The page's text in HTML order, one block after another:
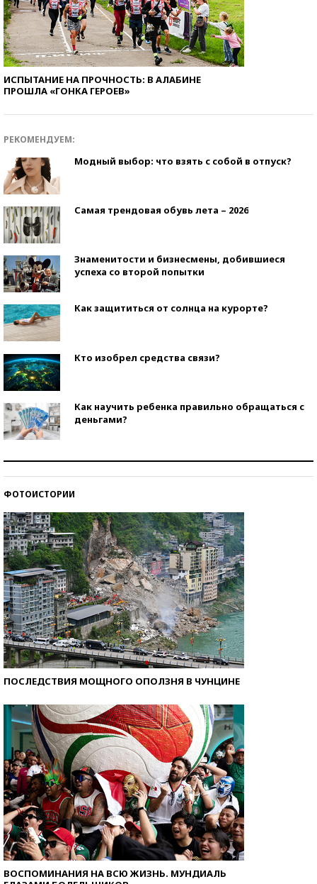
ИСПЫТАНИЕ НА ПРОЧНОСТЬ: В АЛАБИНЕ
ПРОШЛА «ГОНКА ГЕРОЕВ»
РЕКОМЕНДУЕМ:
Модный выбор: что взять с собой в отпуск?
Самая трендовая обувь лета – 2026
Знаменитости и бизнесмены, добившиеся
успеха со второй попытки
Как защититься от солнца на курорте?
Кто изобрел средства связи?
Как научить ребенка правильно обращаться с
деньгами?
ФОТОИСТОРИИ
ПОСЛЕДСТВИЯ МОЩНОГО ОПОЛЗНЯ В ЧУНЦИНЕ
ВОСПОМИНАНИЯ НА ВСЮ ЖИЗНЬ. МУНДИАЛЬ